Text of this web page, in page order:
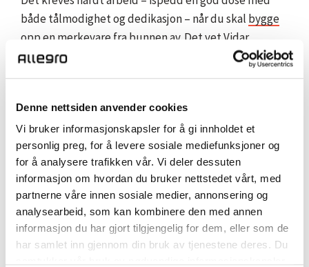
Denne nettsiden anvender cookies
Vi bruker informasjonskapsler for å gi innholdet et
personlig preg, for å levere sosiale mediefunksjoner og
for å analysere trafikken vår. Vi deler dessuten
informasjon om hvordan du bruker nettstedet vårt, med
partnerne våre innen sosiale medier, annonsering og
analysearbeid, som kan kombinere den med annen
informasjon du har gjort tilgjengelig for dem, eller som de
har samlet inn gjennom din bruk av tjenestene deres. Du
både tålmodighet og dedikasjon – når du skal bygge
opp en merkevarefra bunnen av. Det vet Vidar
Solberg alt om.
essensen iLierhus; nemlig menneskene. Godt
forankrede verdier som ærlighet, dedikasjon og
kunnskap har dannet grunnlaget for videre arbeid
med grafisk profil, bildebruk og språkvalg for
virksomheten.
Lierhus har gjennomgått store endringer siden
oppstarten, men verdiene står fremdeles sentralt i